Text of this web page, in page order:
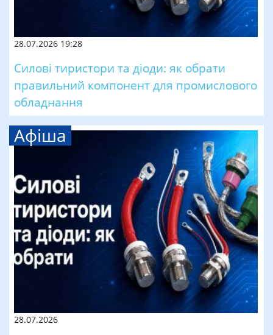
28.07.2026 19:28
Силові тиристори та діоди: як обрати
правильний компонент для промислового
обладнання
Афіша
28.07.2026